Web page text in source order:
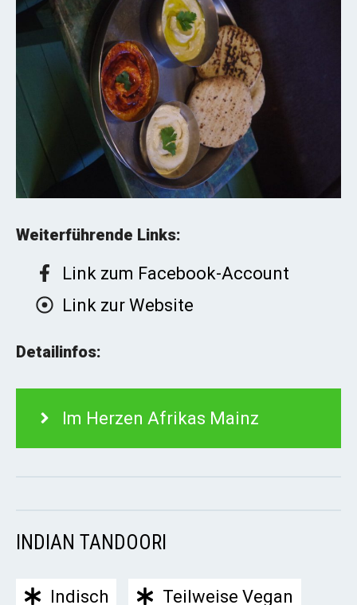
Weiterführende Links:
Link zum Facebook-Account
Link zur Website
Detailinfos:
Im Herzen Afrikas Mainz
INDIAN TANDOORI
Indisch Teilweise Vegan